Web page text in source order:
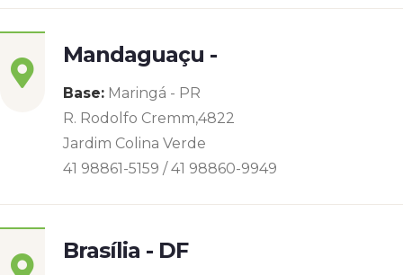
Mandaguaçu -
Base: Maringá - PR
R. Rodolfo Cremm,4822
Jardim Colina Verde
41 98861-5159 / 41 98860-9949
Brasília - DF